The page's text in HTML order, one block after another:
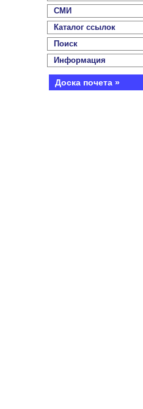
СМИ
Каталог ссылок
Поиск
Информация
Доска почета »